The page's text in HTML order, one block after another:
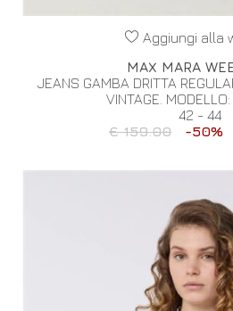
Aggiungi alla
MAX MARA
JEANS GAMBA DRITTA
VINTAGE.
42 - 44
€ 159.00
-50%